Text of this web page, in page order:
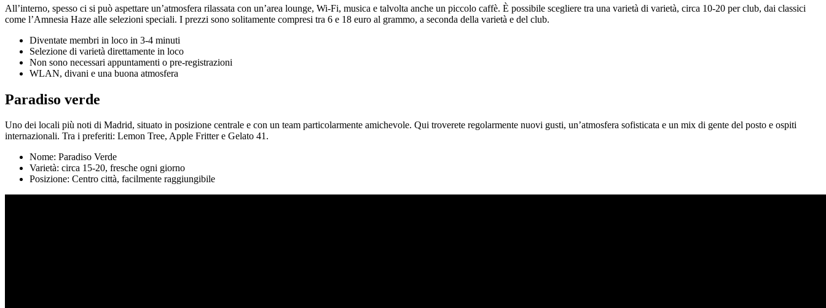
All’interno, spesso ci si può aspettare un’atmosfera rilassata con un’area lounge, Wi-Fi, musica e talvolta anche un piccolo caffè. È possibile scegliere tra una varietà di varietà, circa 10-20 per club, dai classici
come l’Amnesia Haze alle selezioni speciali. I prezzi sono solitamente compresi tra 6 e 18 euro al grammo, a seconda della varietà e del club.
Diventate membri in loco in 3-4 minuti
Selezione di varietà direttamente in loco
Non sono necessari appuntamenti o pre-registrazioni
WLAN, divani e una buona atmosfera
Paradiso verde
Uno dei locali più noti di Madrid, situato in posizione centrale e con un team particolarmente amichevole. Qui troverete regolarmente nuovi gusti, un’atmosfera sofisticata e un mix di gente del posto e ospiti
internazionali. Tra i preferiti: Lemon Tree, Apple Fritter e Gelato 41.
Nome: Paradiso Verde
Varietà: circa 15-20, fresche ogni giorno
Posizione: Centro città, facilmente raggiungibile